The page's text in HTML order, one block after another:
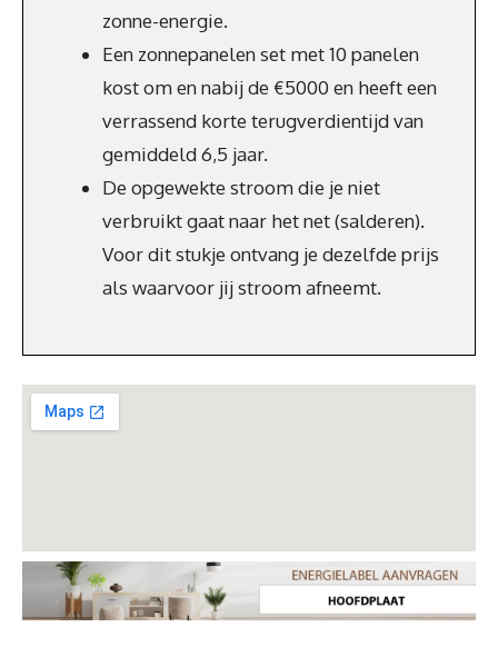
zonne-energie.
Een zonnepanelen set met 10 panelen
kost om en nabij de €5000 en heeft een
verrassend korte terugverdientijd van
gemiddeld 6,5 jaar.
De opgewekte stroom die je niet
verbruikt gaat naar het net (salderen).
Voor dit stukje ontvang je dezelfde prijs
als waarvoor jij stroom afneemt.